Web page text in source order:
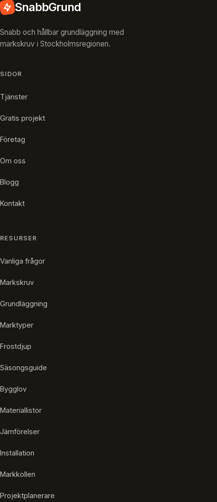
SnabbGrund
Snabb och hållbar grundläggning med
markskruv i Stockholmsregionen.
SIDOR
Tjänster
Gratis projekt
Företag
Om oss
Blogg
Kontakt
RESURSER
Vanliga frågor
Markskruv
Grundläggning
Marktyper
Frostdjup
Säsongsguide
Bygglov
Materiallistor
Jämförelser
Installation
Markkollen
Projektplanerare